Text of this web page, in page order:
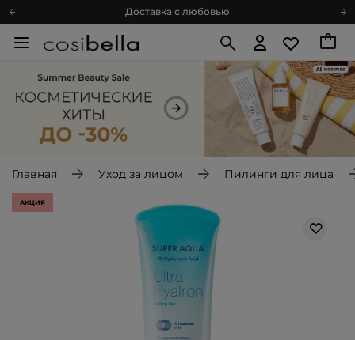
Доставка с любовью
Подарочные карты
Спроси косметолога
Познакомимся?
Доставка с любовью
Блог
Главная Уход за лицом Пилинги для лица
АКЦИЯ